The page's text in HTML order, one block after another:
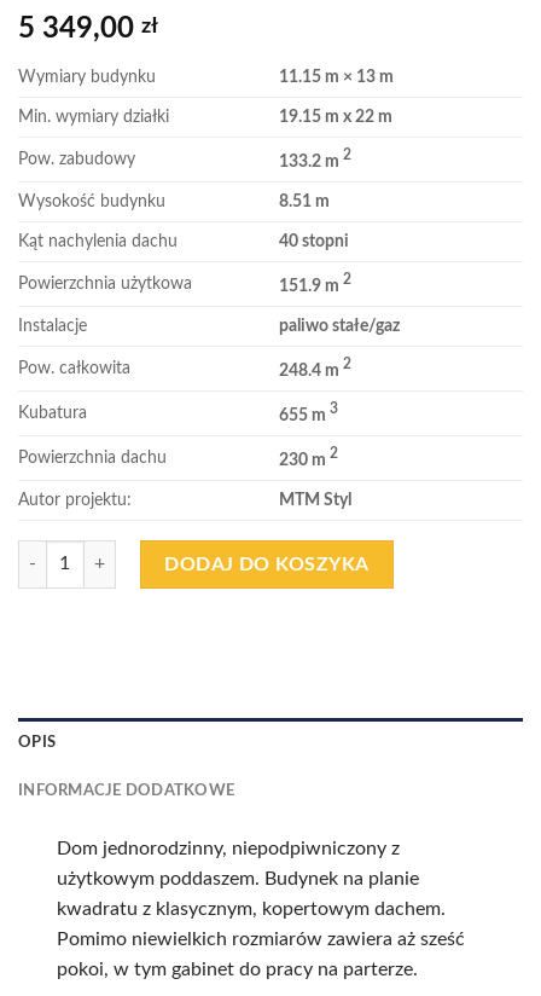
5 349,00 zł
Wymiary budynku 11.15 m × 13 m
Min. wymiary działki 19.15 m x 22 m
Pow. zabudowy 133.2 m2
Wysokość budynku 8.51 m
Kąt nachylenia dachu 40 stopni
Powierzchnia użytkowa 151.9 m2
Instalacje paliwo stałe/gaz
Pow. całkowita 248.4 m2
Kubatura 655 m3
Powierzchnia dachu 230 m2
Autor projektu: MTM Styl
DODAJ DO KOSZYKA
OPIS
INFORMACJE DODATKOWE
Dom jednorodzinny, niepodpiwniczony z
użytkowym poddaszem. Budynek na planie
kwadratu z klasycznym, kopertowym dachem.
Pomimo niewielkich rozmiarów zawiera aż sześć
pokoi, w tym gabinet do pracy na parterze.